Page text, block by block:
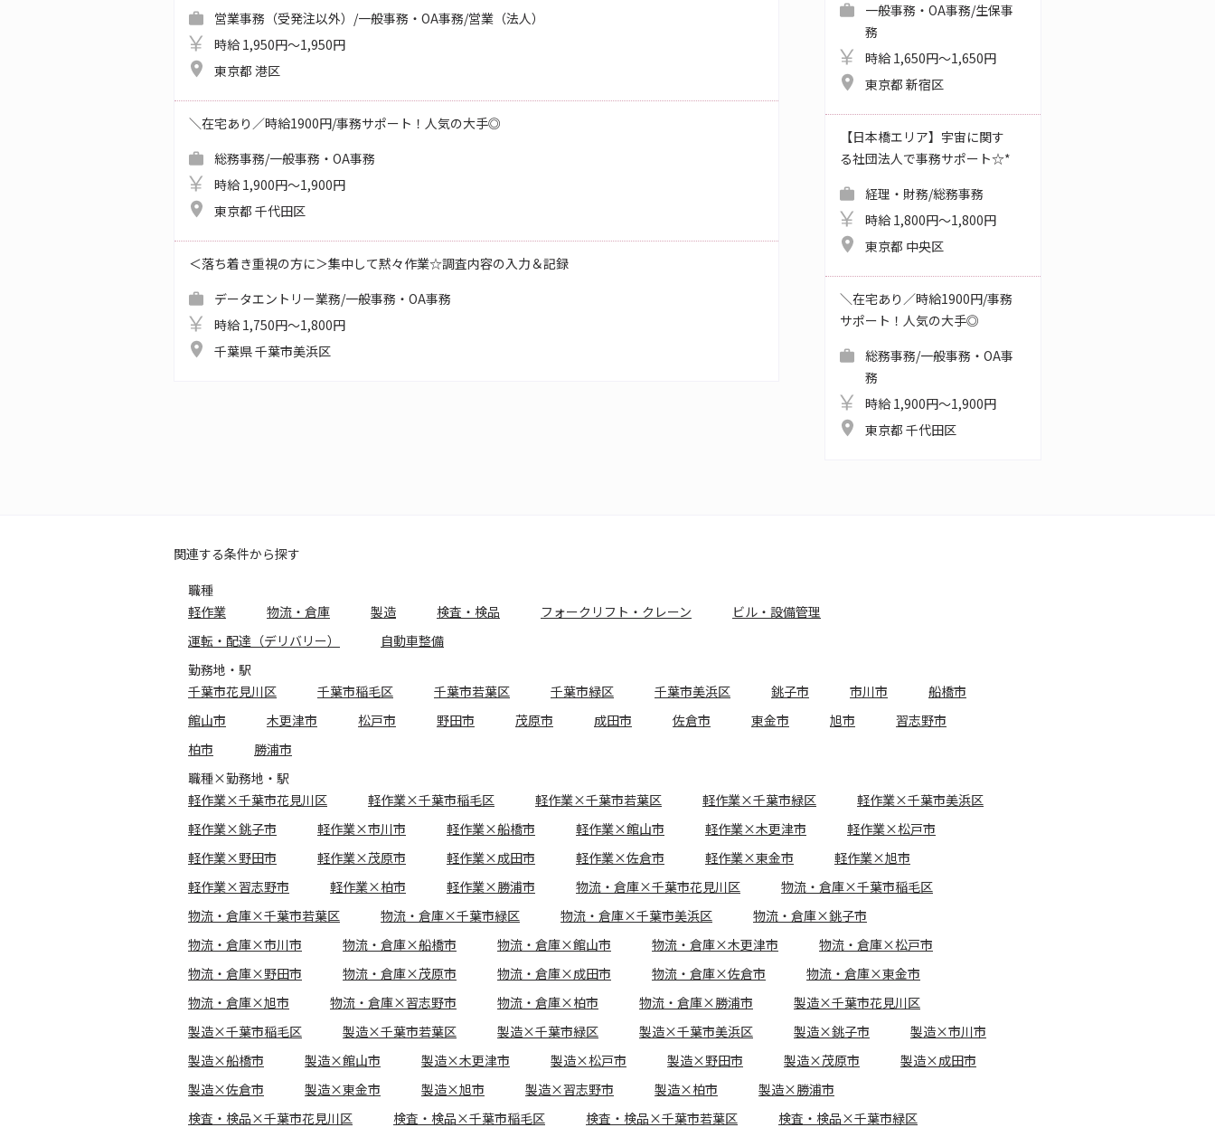
営業事務（受発注以外）/一般事務・OA事務/営業（法人）
時給 1,950円～1,950円
東京都 港区
＼在宅あり／時給1900円/事務サポート！人気の大手◎
総務事務/一般事務・OA事務
時給 1,900円～1,900円
東京都 千代田区
＜落ち着き重視の方に＞集中して黙々作業☆調査内容の入力＆記録
データエントリー業務/一般事務・OA事務
時給 1,750円～1,800円
千葉県 千葉市美浜区
一般事務・OA事務/生保事
務
時給 1,650円～1,650円
東京都 新宿区
【日本橋エリア】宇宙に関す
る社団法人で事務サポート☆*
経理・財務/総務事務
時給 1,800円～1,800円
東京都 中央区
＼在宅あり／時給1900円/事務
サポート！人気の大手◎
総務事務/一般事務・OA事
務
時給 1,900円～1,900円
東京都 千代田区
関連する条件から探す
職種
軽作業
物流・倉庫 製造 検査・検品 フォークリフト・クレーン
ビル・設備管理
運転・配達（デリバリー）
自動車整備
勤務地・駅
千葉市花見川区
千葉市稲毛区 千葉市若葉区 千葉市緑区 千葉市美浜区 銚子市 市川市
船橋市
館山市
木更津市 松戸市 野田市 茂原市 成田市 佐倉市 東金市 旭市
習志野市
柏市
勝浦市
職種×勤務地・駅
軽作業×千葉市花見川区
軽作業×千葉市稲毛区 軽作業×千葉市若葉区 軽作業×千葉市緑区
軽作業×千葉市美浜区
軽作業×銚子市
軽作業×市川市 軽作業×船橋市 軽作業×館山市 軽作業×木更津市
軽作業×松戸市
軽作業×野田市
軽作業×茂原市 軽作業×成田市 軽作業×佐倉市 軽作業×東金市
軽作業×旭市
軽作業×習志野市
軽作業×柏市 軽作業×勝浦市 物流・倉庫×千葉市花見川区
物流・倉庫×千葉市稲毛区
物流・倉庫×千葉市若葉区
物流・倉庫×千葉市緑区 物流・倉庫×千葉市美浜区
物流・倉庫×銚子市
物流・倉庫×市川市
物流・倉庫×船橋市 物流・倉庫×館山市 物流・倉庫×木更津市
物流・倉庫×松戸市
物流・倉庫×野田市
物流・倉庫×茂原市 物流・倉庫×成田市 物流・倉庫×佐倉市
物流・倉庫×東金市
物流・倉庫×旭市
物流・倉庫×習志野市 物流・倉庫×柏市 物流・倉庫×勝浦市
製造×千葉市花見川区
製造×千葉市稲毛区
製造×千葉市若葉区 製造×千葉市緑区 製造×千葉市美浜区 製造×銚子市
製造×市川市
製造×船橋市
製造×館山市 製造×木更津市 製造×松戸市 製造×野田市 製造×茂原市
製造×成田市
製造×佐倉市
製造×東金市 製造×旭市 製造×習志野市 製造×柏市
製造×勝浦市
検査・検品×千葉市花見川区
検査・検品×千葉市稲毛区 検査・検品×千葉市若葉区
検査・検品×千葉市緑区